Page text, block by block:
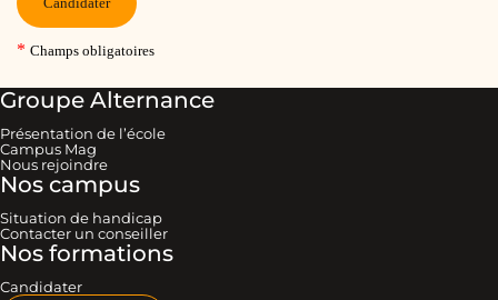
Groupe Alternance
Présentation de l’école
Campus Mag
Nous rejoindre
Nos campus
Situation de handicap
Contacter un conseiller
Nos formations
Candidater